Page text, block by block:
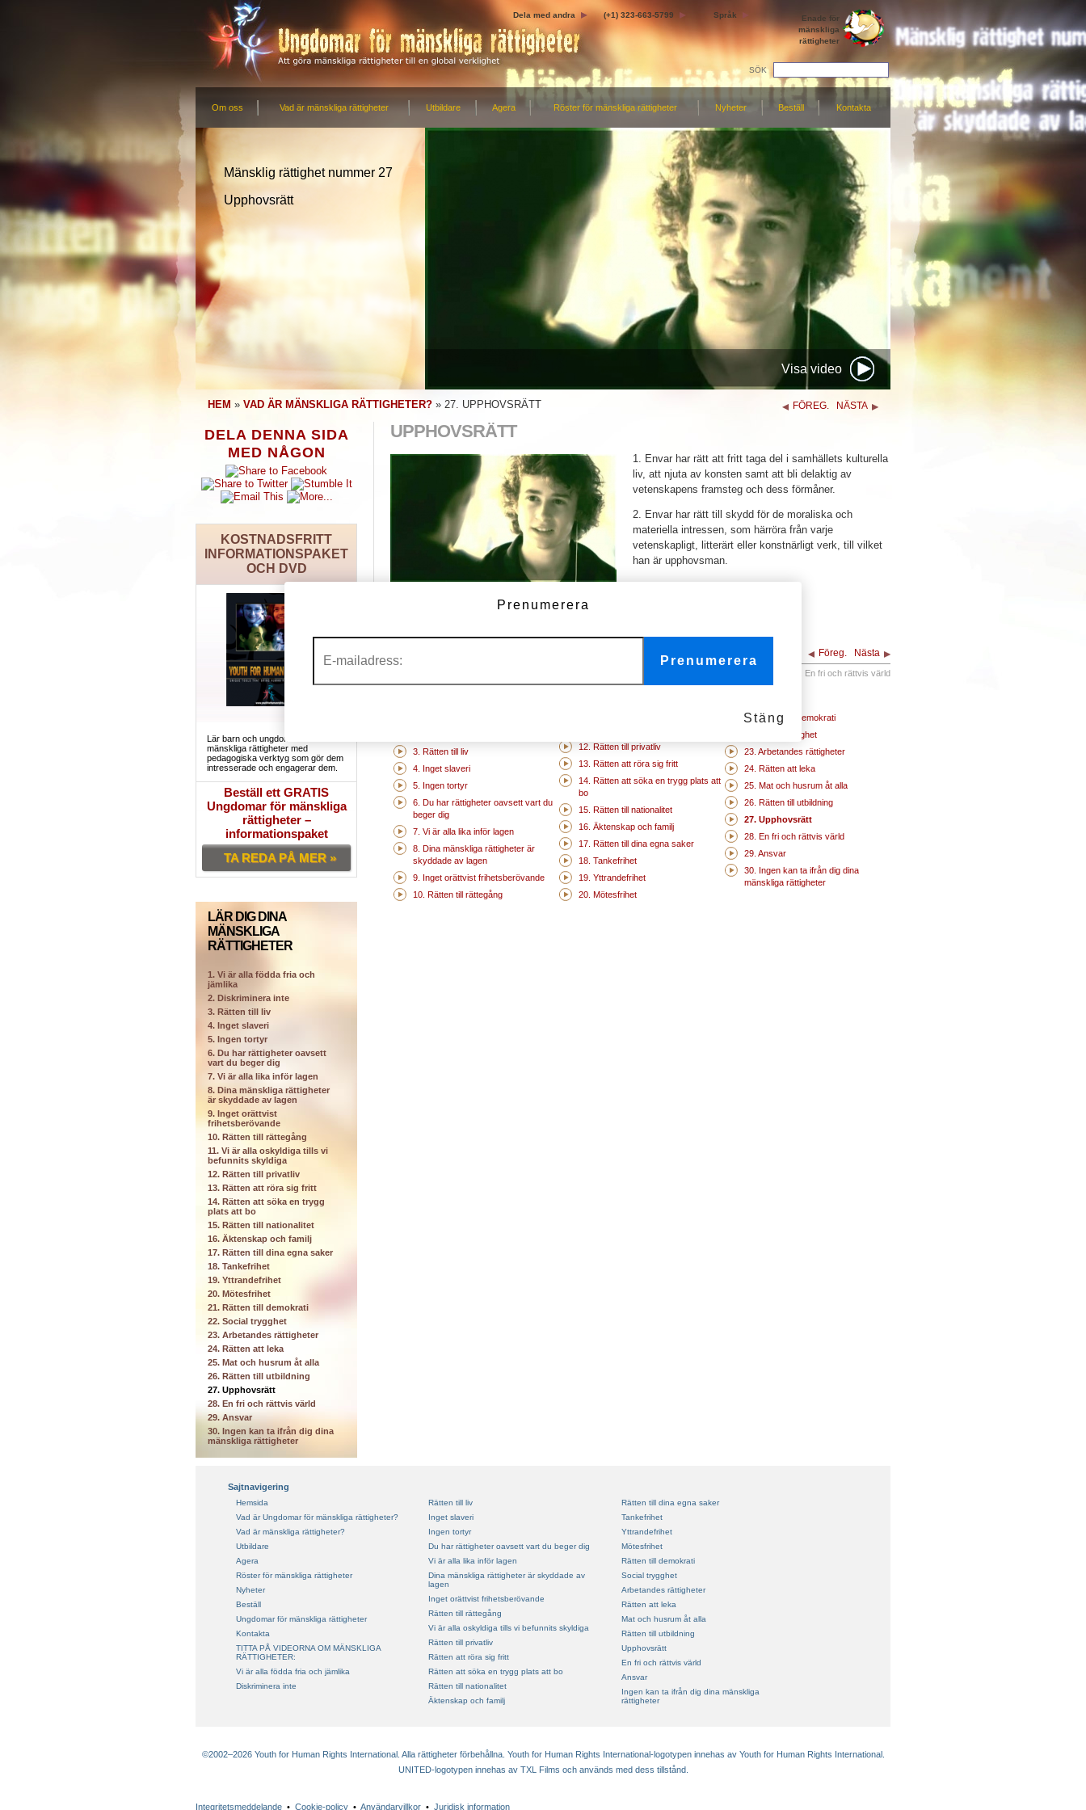
Dela med andra (+1) 323-663-5799 Språk
Enade för
mänskliga
rättigheter
SÖK
Om oss Vad är mänskliga rättigheter Utbildare Agera Röster för mänskliga rättigheter Nyheter Beställ Kontakta
Mänsklig rättighet nummer 27
Upphovsrätt
Visa video
HEM » VAD ÄR MÄNSKLIGA RÄTTIGHETER? » 27. UPPHOVSRÄTT FÖREG. NÄSTA
DELA DENNA SIDA
MED NÅGON
KOSTNADSFRITT
INFORMATIONSPAKET
OCH DVD
Lär barn och ungdomar deras
mänskliga rättigheter med
pedagogiska verktyg som gör dem
intresserade och engagerar dem.
Beställ ett GRATIS
Ungdomar för mänskliga
rättigheter –
informationspaket
TA REDA PÅ MER »
LÄR DIG DINA
MÄNSKLIGA
RÄTTIGHETER
1. Vi är alla födda fria och
jämlika
2. Diskriminera inte
3. Rätten till liv
4. Inget slaveri
5. Ingen tortyr
6. Du har rättigheter oavsett
vart du beger dig
7. Vi är alla lika inför lagen
8. Dina mänskliga rättigheter
är skyddade av lagen
9. Inget orättvist
frihetsberövande
10. Rätten till rättegång
11. Vi är alla oskyldiga tills vi
befunnits skyldiga
12. Rätten till privatliv
13. Rätten att röra sig fritt
14. Rätten att söka en trygg
plats att bo
15. Rätten till nationalitet
16. Äktenskap och familj
17. Rätten till dina egna saker
18. Tankefrihet
19. Yttrandefrihet
20. Mötesfrihet
21. Rätten till demokrati
22. Social trygghet
23. Arbetandes rättigheter
24. Rätten att leka
25. Mat och husrum åt alla
26. Rätten till utbildning
27. Upphovsrätt
28. En fri och rättvis värld
29. Ansvar
30. Ingen kan ta ifrån dig dina
mänskliga rättigheter
UPPHOVSRÄTT
Mänsklig rättighet nummer 27
1. Envar har rätt att fritt taga del i samhällets kulturella
liv, att njuta av konsten samt att bli delaktig av
vetenskapens framsteg och dess förmåner.
2. Envar har rätt till skydd för de moraliska och
materiella intressen, som härröra från varje
vetenskapligt, litterärt eller konstnärligt verk, till vilket
han är upphovsman.
Föreg. Nästa
28. En fri och rättvis värld
3. Rätten till liv
4. Inget slaveri
5. Ingen tortyr
6. Du har rättigheter oavsett vart du
beger dig
7. Vi är alla lika inför lagen
8. Dina mänskliga rättigheter är
skyddade av lagen
9. Inget orättvist frihetsberövande
10. Rätten till rättegång
12. Rätten till privatliv
13. Rätten att röra sig fritt
14. Rätten att söka en trygg plats att
bo
15. Rätten till nationalitet
16. Äktenskap och familj
17. Rätten till dina egna saker
18. Tankefrihet
19. Yttrandefrihet
20. Mötesfrihet
21. Rätten till demokrati
22. Social trygghet
23. Arbetandes rättigheter
24. Rätten att leka
25. Mat och husrum åt alla
26. Rätten till utbildning
27. Upphovsrätt
28. En fri och rättvis värld
29. Ansvar
30. Ingen kan ta ifrån dig dina
mänskliga rättigheter
Sajtnavigering
Hemsida
Vad är Ungdomar för mänskliga rättigheter?
Vad är mänskliga rättigheter?
Utbildare
Agera
Röster för mänskliga rättigheter
Nyheter
Beställ
Ungdomar för mänskliga rättigheter
Kontakta
TITTA PÅ VIDEORNA OM MÄNSKLIGA
RÄTTIGHETER:
Vi är alla födda fria och jämlika
Diskriminera inte
Rätten till liv
Inget slaveri
Ingen tortyr
Du har rättigheter oavsett vart du beger dig
Vi är alla lika inför lagen
Dina mänskliga rättigheter är skyddade av
lagen
Inget orättvist frihetsberövande
Rätten till rättegång
Vi är alla oskyldiga tills vi befunnits skyldiga
Rätten till privatliv
Rätten att röra sig fritt
Rätten att söka en trygg plats att bo
Rätten till nationalitet
Äktenskap och familj
Rätten till dina egna saker
Tankefrihet
Yttrandefrihet
Mötesfrihet
Rätten till demokrati
Social trygghet
Arbetandes rättigheter
Rätten att leka
Mat och husrum åt alla
Rätten till utbildning
Upphovsrätt
En fri och rättvis värld
Ansvar
Ingen kan ta ifrån dig dina mänskliga
rättigheter
©2002–2026 Youth for Human Rights International. Alla rättigheter förbehållna. Youth for Human Rights International-logotypen innehas av Youth for Human Rights International.
UNITED-logotypen innehas av TXL Films och används med dess tillstånd.
Integritetsmeddelande • Cookie-policy • Användarvillkor • Juridisk information
Prenumerera
Prenumerera
Stäng